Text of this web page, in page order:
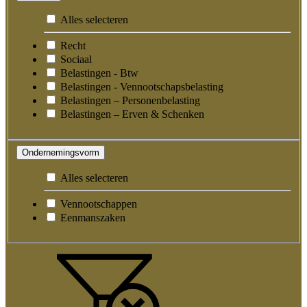
Alles selecteren
Recht
Sociaal
Belastingen - Btw
Belastingen - Vennootschapsbelasting
Belastingen – Personenbelasting
Belastingen – Erven & Schenken
Ondernemingsvorm
Alles selecteren
Vennootschappen
Eenmanszaken